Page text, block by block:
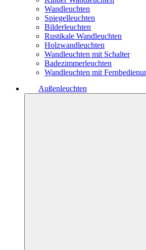
Wandleuchten
Spiegelleuchten
Bilderleuchten
Rustikale Wandleuchten
Holzwandleuchten
Wandleuchten mit Schalter
Badezimmerleuchten
Wandleuchten mit
Außenleuchten